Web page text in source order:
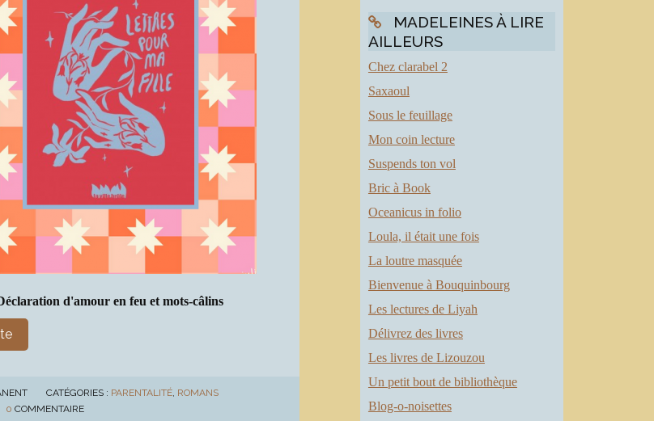
d'amour en feu et mots-câlins
CATÉGORIES : PARENTALITÉ ROMANS
0 COMMENTAIRE
MADELEINES À LIRE
AILLEURS
Chez clarabel 2
Saxaoul
Sous le feuillage
Mon coin lecture
Suspends ton vol
Bric à Book
Oceanicus in folio
Loula, il était une fois
La loutre masquée
Bienvenue à Bouquinbourg
Les lectures de Liyah
Délivrez des livres
Les livres de Lizouzou
Un petit bout de bibliothèque
Blog-o-noisettes